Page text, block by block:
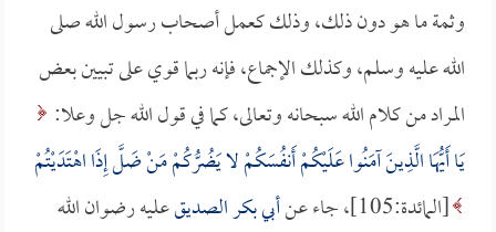
وثمة ما هو دون ذلك، وذلك كعمل أصحاب رسول الله صلى
الله عليه وسلم، وكذلك الإجماع، فإنه ربما قوي على تبيين بعض
المراد من كلام الله سبحانه وتعالى، كما في قول الله جل وعلا:
يَا أَيُّهَا الَّذِينَ آمَنُوا عَلَيْكُمْ أَنفُسَكُمْ لا يَضُرُّكُمْ مَنْ ضَلَّ إِذَا اهْتَدَيْتُمْ
[المائدة:105]، جاء عن
أبي بكر الصديقعليه رضوان الله